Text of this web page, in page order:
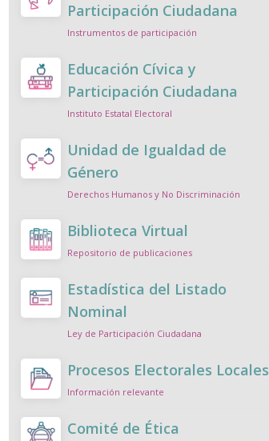
Participación Ciudadana
Instrumentos de participación
Educación Cívica y
Participación Ciudadana
Instituto Estatal Electoral
Unidad de Igualdad de
Género
Derechos Humanos y No Discriminación
Biblioteca Virtual
Repositorio de publicaciones
Estadística del Listado
Nominal
Ley de Participación Ciudadana
Procesos Electorales Locales
Información relevante
Comité de Ética